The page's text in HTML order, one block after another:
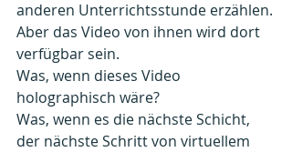
anderen Unterrichtsstunde erzählen.
Aber das Video von ihnen wird dort
verfügbar sein.
Was, wenn dieses Video
holographisch wäre?
Was, wenn es die nächste Schicht,
der nächste Schritt von virtuellem